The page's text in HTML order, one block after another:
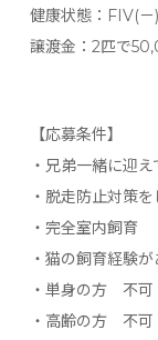
健康状態：FIV(
譲渡金：2匹で
【応募条件】
・兄弟一緒に迎
・脱走防止対策
・完全室内飼育
・猫の飼育経験
・単身の方 不可
・高齢の方 不可